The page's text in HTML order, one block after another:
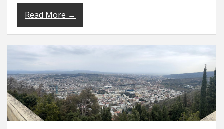
Read More →